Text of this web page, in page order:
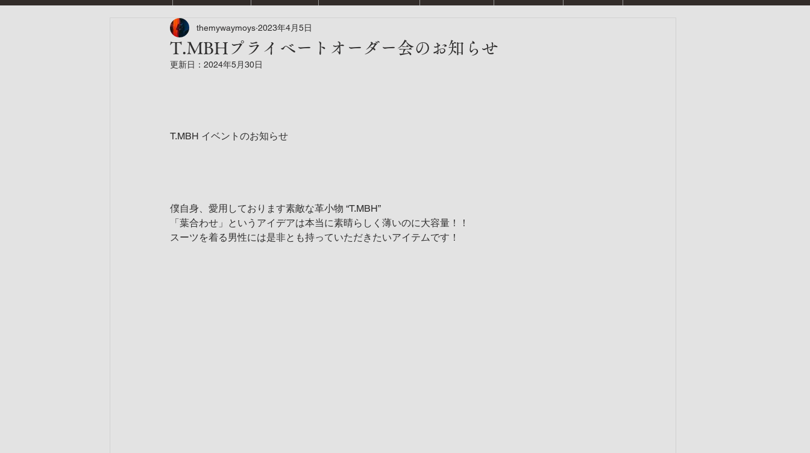
T.MBHプライベートオーダー会のお知らせ
themywaymoys 2023年4月5日
更新日： 2024年5月30日
T.MBH イベントのお知らせ
僕自身、愛用しております素敵な革小物 “T.MBH”
「葉合わせ」というアイデアは本当に素晴らしく薄いのに大容量！！
スーツを着る男性には是非とも持っていただきたいアイテムです！